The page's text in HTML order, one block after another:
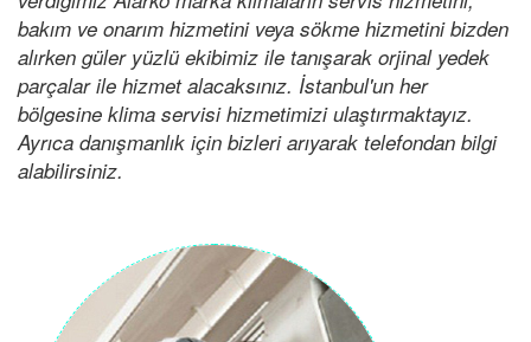
bakım ve onarım hizmetini veya sökme hizmetini bizden
alırken güler yüzlü ekibimiz ile tanışarak orjinal yedek
parçalar ile hizmet alacaksınız. İstanbul'un her
bölgesine klima servisi hizmetimizi ulaştırmaktayız.
Ayrıca danışmanlık için bizleri arıyarak telefondan bilgi
alabilirsiniz.